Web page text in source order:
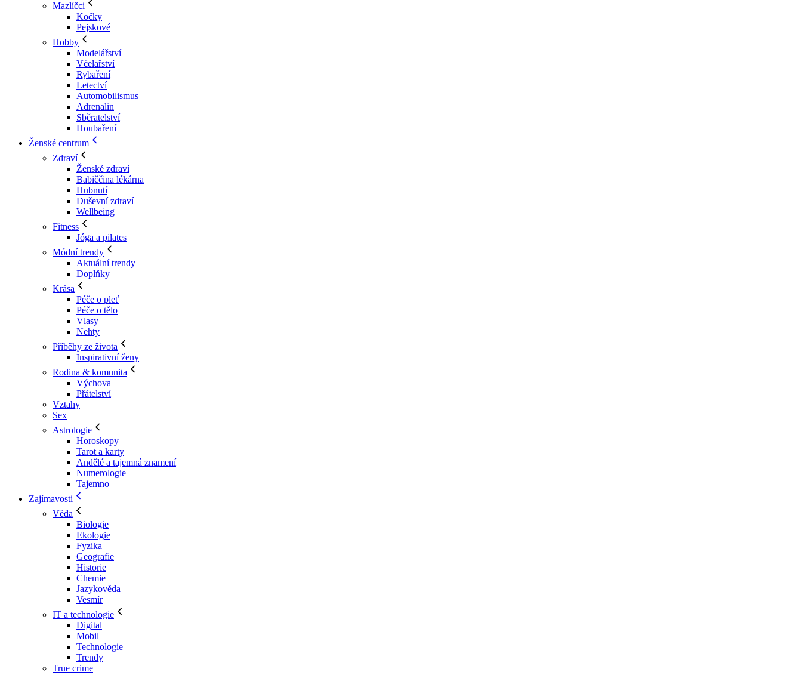
Mazlíčci
Kočky
Pejskové
Hobby
Modelářství
Včelařství
Rybaření
Letectví
Automobilismus
Adrenalin
Sběratelství
Houbaření
Ženské centrum
Zdraví
Ženské zdraví
Babiččina lékárna
Hubnutí
Duševní zdraví
Wellbeing
Fitness
Jóga a pilates
Módní trendy
Aktuální trendy
Doplňky
Krása
Péče o pleť
Péče o tělo
Vlasy
Nehty
Příběhy ze života
Inspirativní ženy
Rodina & komunita
Výchova
Přátelství
Vztahy
Sex
Astrologie
Horoskopy
Tarot a karty
Andělé a tajemná znamení
Numerologie
Tajemno
Zajímavosti
Věda
Biologie
Ekologie
Fyzika
Geografie
Historie
Chemie
Jazykověda
Vesmír
IT a technologie
Digital
Mobil
Technologie
Trendy
True crime